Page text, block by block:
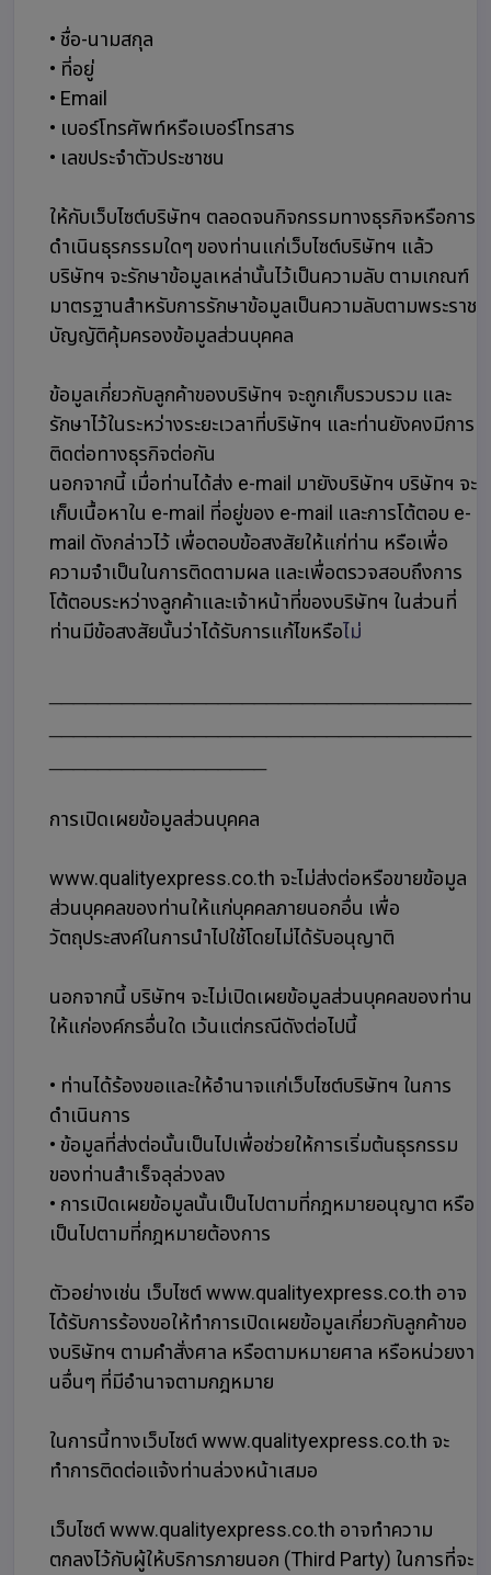
• ชื่อ-นามสกุล
• ที่อยู่
• Email
• เบอร์โทรศัพท์หรือเบอร์โทรสาร
• เลขประจำตัวประชาชน
ให้กับเว็บไซต์บริษัทฯ ตลอดจนกิจกรรมทางธุรกิจหรือการ
ดำเนินธุรกรรมใดๆ ของท่านแก่เว็บไซต์บริษัทฯ แล้ว
บริษัทฯ จะรักษาข้อมูลเหล่านั้นไว้เป็นความลับ ตามเกณฑ์
มาตรฐานสำหรับการรักษาข้อมูลเป็นความลับตามพระราช
บัญญัติคุ้มครองข้อมูลส่วนบุคคล
ข้อมูลเกี่ยวกับลูกค้าของบริษัทฯ จะถูกเก็บรวบรวม และ
รักษาไว้ในระหว่างระยะเวลาที่บริษัทฯ และท่านยังคงมีการ
ติดต่อทางธุรกิจต่อกัน
นอกจากนี้ เมื่อท่านได้ส่ง e-mail มายังบริษัทฯ บริษัทฯ จะ
เก็บเนื้อหาใน e-mail ที่อยู่ของ e-mail และการโต้ตอบ e-
mail ดังกล่าวไว้ เพื่อตอบข้อสงสัยให้แก่ท่าน หรือเพื่อ
ความจำเป็นในการติดตามผล และเพื่อตรวจสอบถึงการ
โต้ตอบระหว่างลูกค้าและเจ้าหน้าที่ของบริษัทฯ ในส่วนที่
ท่านมีข้อสงสัยนั้นว่าได้รับการแก้ไขหรือไม่
การเปิดเผยข้อมูลส่วนบุคคล
www.qualityexpress.co.th จะไม่ส่งต่อหรือขายข้อมูล
ส่วนบุคคลของท่านให้แก่บุคคลภายนอกอื่น เพื่อ
วัตถุประสงค์ในการนำไปใช้โดยไม่ได้รับอนุญาติ
นอกจากนี้ บริษัทฯ จะไม่เปิดเผยข้อมูลส่วนบุคคลของท่าน
ให้แก่องค์กรอื่นใด เว้นแต่กรณีดังต่อไปนี้
• ท่านได้ร้องขอและให้อำนาจแก่เว็บไซต์บริษัทฯ ในการ
ดำเนินการ
• ข้อมูลที่ส่งต่อนั้นเป็นไปเพื่อช่วยให้การเริ่มต้นธุรกรรม
ของท่านสำเร็จลุล่วงลง
• การเปิดเผยข้อมูลนั้นเป็นไปตามที่กฎหมายอนุญาต หรือ
เป็นไปตามที่กฎหมายต้องการ
ตัวอย่างเช่น เว็บไซต์ www.qualityexpress.co.th อาจ
ได้รับการร้องขอให้ทำการเปิดเผยข้อมูลเกี่ยวกับลูกค้าขอ
งบริษัทฯ ตามคำสั่งศาล หรือตามหมายศาล หรือหน่วยงา
นอื่นๆ ที่มีอำนาจตามกฎหมาย
ในการนี้ทางเว็บไซต์ www.qualityexpress.co.th จะ
ทำการติดต่อแจ้งท่านล่วงหน้าเสมอ
เว็บไซต์ www.qualityexpress.co.th อาจทำความ
ตกลงไว้กับผู้ให้บริการภายนอก (Third Party) ในการที่จะ